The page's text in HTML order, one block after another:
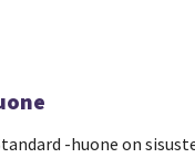
-huone on